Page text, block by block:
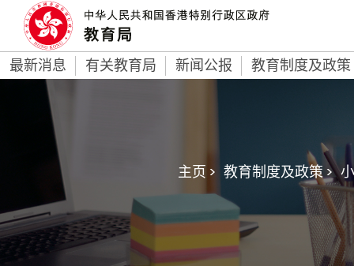
最新消息 有关教育局 新闻公报 教育制度及政策
主页 > 教育制度及政策 >